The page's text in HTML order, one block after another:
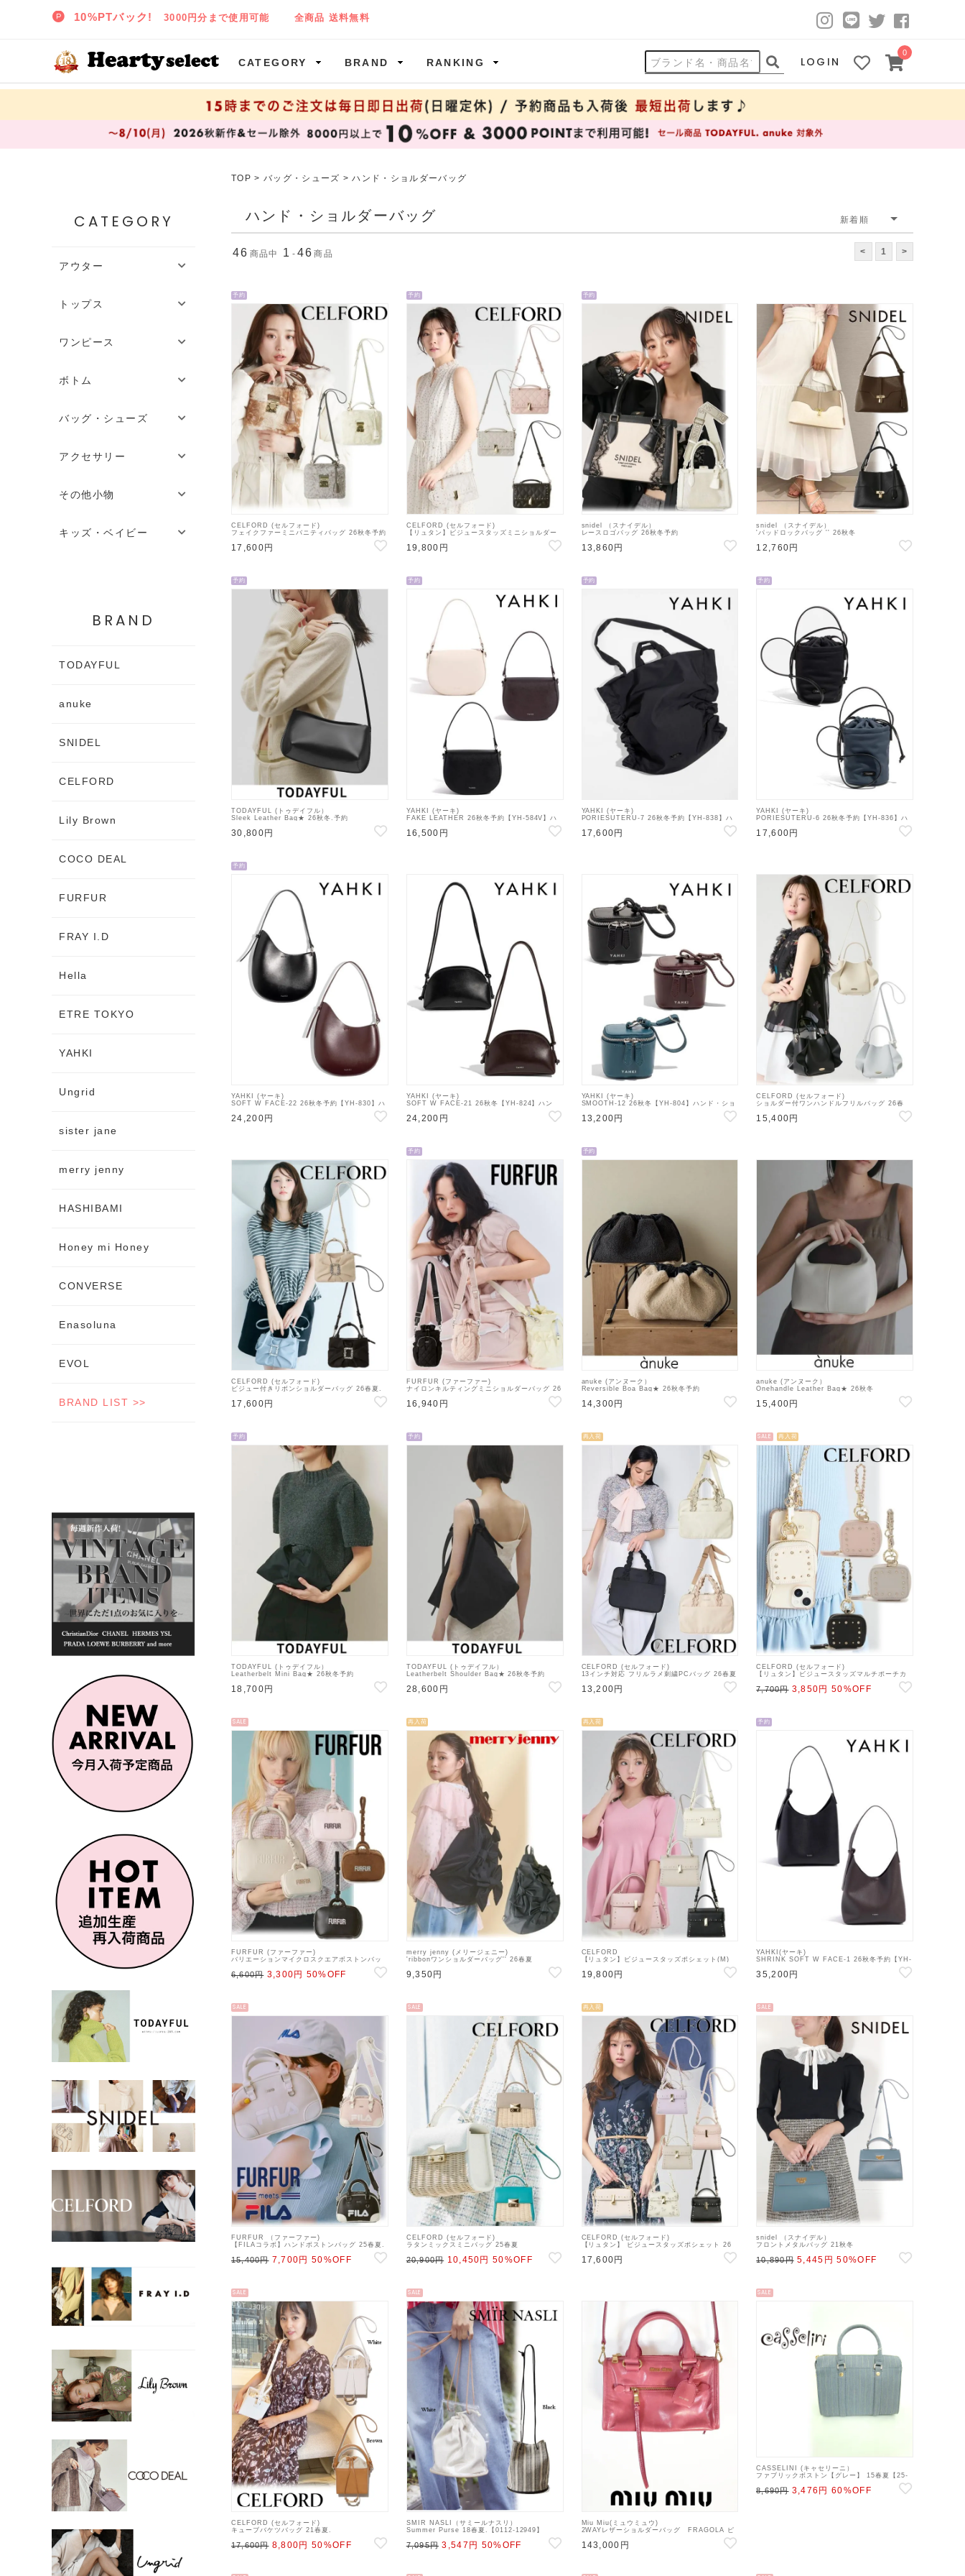
CATEGORY BRAND RANKING LOGIN
0
TOP > バッグ・シューズ >ハンド・ショルダーバッグ
ハンド・ショルダーバッグ
46 商品中 1 - 46 商品 < 1 >
予約
CELFORD (セルフォード)
フェイクファーミニバニティバッグ 26秋冬予約
【CWGB264554】ハンド・ショルダーバッグ
入荷予定 : 9月中旬～
17,600円
予約
CELFORD (セルフォード)
【リュタン】ビジュースタッズミニショルダー
26秋冬予約【CWGB264549】ハンド・ショル
ダーバッグ 入荷予定 : 8月中旬～
19,800円
予約
snidel （スナイデル）
レースロゴバッグ 26秋冬予約
【SWGB264632】ハンド・ショルダーバッグ
入荷予定 : 9月上旬～
13,860円
snidel （スナイデル）
'パッドロックバッグ '' 26秋冬
【SWGB263710】ハンド・ショルダーバッグ
BEGのみ7月下旬～
12,760円
予約
TODAYFUL (トゥデイフル）
Sleek Leather Bag★ 26秋冬.予約
【12621029】ハンド・ショルダーバッグ 入荷
予定 : 11月中旬～
30,800円
予約
YAHKI (ヤーキ)
FAKE LEATHER 26秋冬予約【YH-584V】ハ
ンド・ショルダーバッグ 入荷予定 : 9月中旬～
16,500円
予約
YAHKI (ヤーキ)
PORIESUTERU-7 26秋冬予約【YH-838】ハ
ンド・ショルダーバッグ 入荷予定 : 9月中旬～
17,600円
予約
YAHKI (ヤーキ)
PORIESUTERU-6 26秋冬予約【YH-836】ハ
ンド・ショルダーバッグ 入荷予定 : 9月中旬～
17,600円
予約
YAHKI (ヤーキ)
SOFT W FACE-22 26秋冬予約【YH-830】ハ
ンド・ショルダーバッグ 入荷予定 : 9月中旬～
24,200円
YAHKI (ヤーキ)
SOFT W FACE-21 26秋冬【YH-824】ハン
24,200円
YAHKI (ヤーキ)
SMOOTH-12 26秋冬【YH-804】ハンド・ショ
13,200円
CELFORD (セルフォード)
ショルダー付ワンハンドルフリルバッグ 26春
夏.【CWGB264505】ハンド・ショルダーバッ
グ
15,400円
CELFORD (セルフォード)
ビジュー付きリボンショルダーバッグ 26春夏.
【CWGB264503】ハンド・ショルダーバッグ
17,600円
予約
FURFUR (ファーファー)
ナイロンキルティングミニショルダーバッグ 26
春夏.予約2【RWGB262505】ハンド・ショルダ
ーバッグ 入荷予定 : 8月中旬～
16,940円
予約
anuke (アンヌーク）
Reversible Boa Bag★ 26秋冬予約
【62621003】ハンド・ショルダーバッグ 入荷
予定 : 9月中旬～ 26秋受注会
14,300円
anuke (アンヌーク）
Onehandle Leather Bag★ 26秋冬
【62621004】ハンド・ショルダーバッグ 26秋
受注会
15,400円
予約
TODAYFUL (トゥデイフル）
Leatherbelt Mini Bag★ 26秋冬予約
【12621009】ハンド・ショルダーバッグ 入荷
予定 : 9月中旬～
18,700円
予約
TODAYFUL (トゥデイフル）
Leatherbelt Shoulder Bag★ 26秋冬予約
【12621010】ハンド・ショルダーバッグ 入荷
予定 : 9月中旬～
28,600円
再入荷
CELFORD (セルフォード)
13インチ対応 フリルラメ刺繍PCバッグ 26春夏
【CWGB269541】ハンド・ショルダーバッグ
13,200円
SALE 再入荷
CELFORD (セルフォード)
【リュタン】ビジュースタッズマルチポーチカ
sp26
7,700円 3,850円 50%OFF
SALE
FURFUR (ファーファー)
バリエーションマイクロスクエアボストンバッ
グ 25秋冬.【RWGG255505】ハンド・ショル
ダーバッグ
6,600円 3,300円 50%OFF
再入荷
merry jenny (メリージェニー)
'ribbonワンショルダーバッグ'' 26春夏
4【2825419005】ハンド・ショルダーバッグ
BLK:近日入荷
9,350円
再入荷
CELFORD
【リュタン】ビジュースタッズポシェット(M)
26春夏3【CWGB259528 CWGB269505 】シ
ョルダーバッグ
19,800円
予約
YAHKI(ヤーキ)
SHRINK SOFT W FACE-1 26秋冬予約【YH-
738】ハンド・ショルダーバッグ 入荷時期：9
月上旬~
35,200円
SALE
FURFUR （ファーファー)
【FILAコラボ】ハンドボストンバッグ 25春夏.
【RWGB254501】ハンド・ショルダーバッグ
15,400円 7,700円 50%OFF
SALE
CELFORD (セルフォード)
ラタンミックスミニバッグ 25春夏
【CWGB251516】ハンド・ショルダーバッグ
20,900円 10,450円 50%OFF
再入荷
CELFORD (セルフォード)
【リュタン】 ビジュースタッズポシェット 26
17,600円
SALE
snidel （スナイデル）
フロントメタルバッグ 21秋冬
【SWGB214628】ハンド・ショルダーバッグ
21fs 22gw
10,890円 5,445円 50%OFF
SALE
CELFORD (セルフォード)
キューブバケツバッグ 21春夏.
【CWGB212507】ハンド・ショルダーバッグ
21gw 22gw
17,600円 8,800円 50%OFF
SALE
SMIR NASLI（サミールナスリ）
Summer Purse 18春夏.【0112-12949】
18sspre ハンド・ショルダーバッグ sale 22gw
7,095円 3,547円 50%OFF
Miu Miu(ミュウミュウ)
2WAYレザーショルダーバッグ FRAGOLA ピ
ンク【RL0104】 ハンド・ショルダーバッグ
143,000円
SALE
CASSELINI (キャセリーニ）
ファブリックボストン【グレー】 15春夏【25-
22gw
8,690円 3,476円 60%OFF
CATEGORY
アウター
トップス
ワンピース
ボトム
バッグ・シューズ
アクセサリー
その他小物
キッズ・ベイビー
BRAND
TODAYFUL
anuke
SNIDEL
CELFORD
Lily Brown
COCO DEAL
FURFUR
FRAY I.D
Hella
ETRE TOKYO
YAHKI
Ungrid
sister jane
merry jenny
HASHIBAMI
Honey mi Honey
CONVERSE
Enasoluna
EVOL
BRAND LIST >>